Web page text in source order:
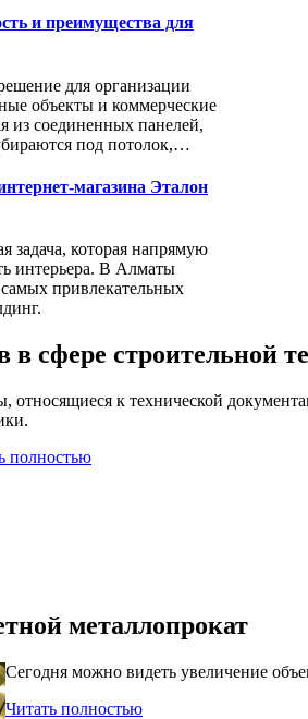
и преимущества для
для организации
объекты и коммерческие
из соединенных панелей,
под потолок,…
магазина Эталон
которая напрямую
интерьера. В Алматы
привлекательных
в сфере строительной
относящиеся к технической
полностью
металлопрокат
Сегодня можно видеть увеличение
Читать полностью